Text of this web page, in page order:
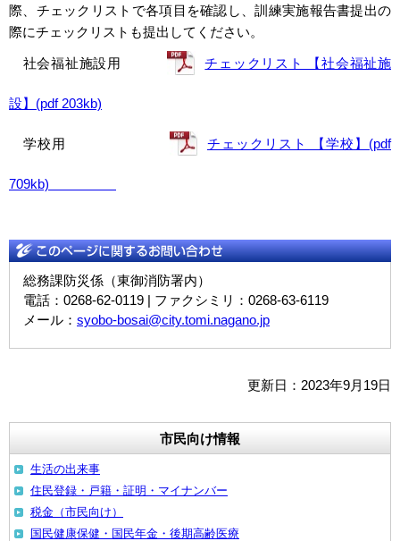
際、チェックリストで各項目を確認し、訓練実施報告書提出の
際にチェックリストも提出してください。
社会福祉施設用 チェックリスト 【社会福祉施
設】(pdf 203kb)
学校用 チェックリスト 【学校】(pdf
709kb)
総務課防災係（東御消防署内）
電話：0268-62-0119 | ファクシミリ：0268-63-6119
メール： syobo-bosai@city.tomi.nagano.jp
更新日：2023年9月19日
市民向け情報
生活の出来事
住民登録・戸籍・証明・マイナンバー
税金（市民向け）
国民健康保健・国民年金・後期高齢医療